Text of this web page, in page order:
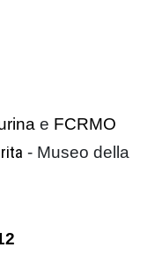
e FCRMO
- Museo della